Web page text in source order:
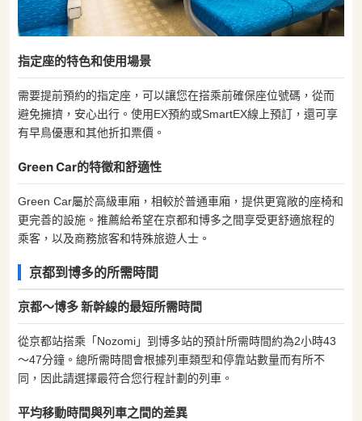
指定座的特色和使用場景
需要提前預約的指定座，可以讓您在搭乘前確保座位號碼，從而
避免擁擠，安心出行。使用EX預約或SmartEX線上預訂，還可享
有早鳥優惠和其他折扣票價。
Green Car的特徵和舒適性
Green Car屬於高級車廂，相較於普通車廂，提供更寬敞的座椅和
更完善的設施。推薦給希望在京都和博多之間享受更舒適旅程的
乘客，以及商務旅客和特殊旅遊人士。
京都到博多的所需時間
京都〜博多 新幹線的最短所需時間
從京都站搭乘「Nozomi」到博多站的預計所需時間約為2小時43
〜47分鐘。總所需時間會根據列車類型和停靠站數量而有所不
同，因此請選擇最符合您行程計劃的列車。
平均移動時間與列車之間的差異